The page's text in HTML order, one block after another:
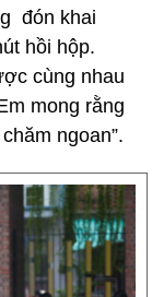
đón khai
hồi hộp.
cùng nhau
mong rằng
ngoan”.